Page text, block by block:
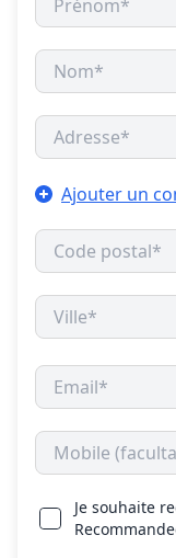
Ajouter un
Je souhaite